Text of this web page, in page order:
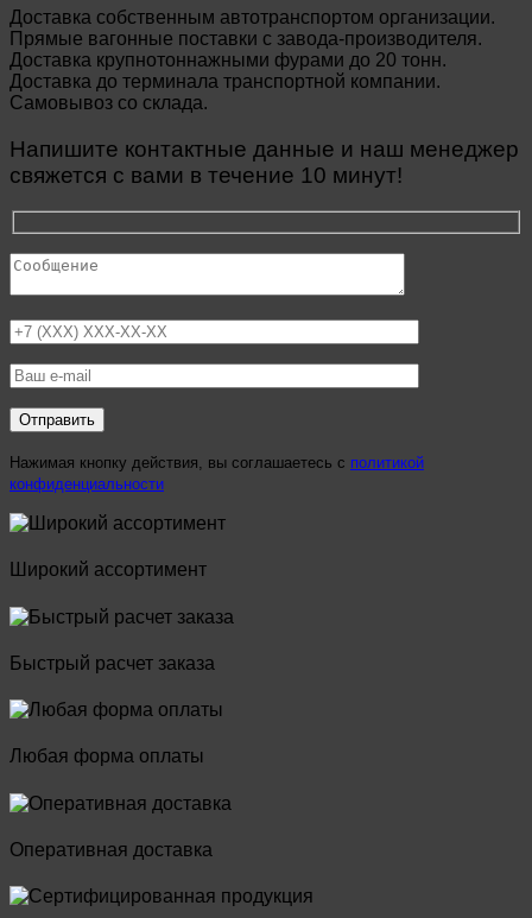
Доставка собственным автотранспортом организации.
Прямые вагонные поставки с завода-производителя.
Доставка крупнотоннажными фурами до 20 тонн.
Доставка до терминала транспортной компании.
Самовывоз со склада.
Напишите контактные данные и наш менеджер
свяжется с вами в течение 10 минут!
Нажимая кнопку действия, вы соглашаетесь с политикой
конфиденциальности
Широкий ассортимент
Быстрый расчет заказа
Любая форма оплаты
Оперативная доставка